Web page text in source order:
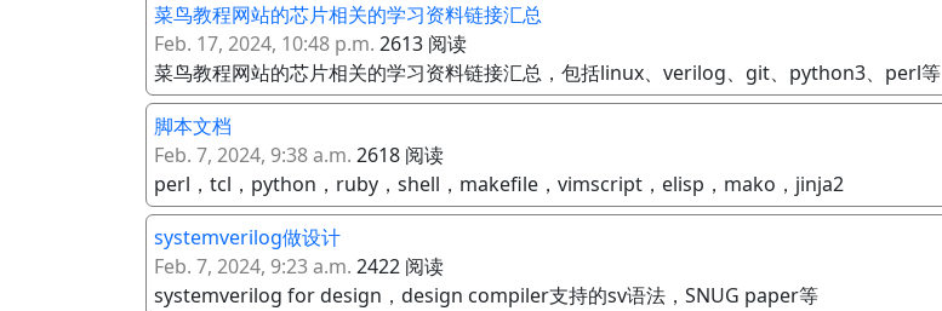
菜鸟教程网站的芯片相关的学习资料链接汇总
Feb. 17, 2024, 10:48 p.m. 2613 阅读
菜鸟教程网站的芯片相关的学习资料链接汇总，包括linux、verilog、git、python3、perl等
脚本文档
Feb. 7, 2024, 9:38 a.m. 2618 阅读
perl，tcl，python，ruby，shell，makefile，vimscript，elisp，mako，jinja2
systemverilog做设计
Feb. 7, 2024, 9:23 a.m. 2422 阅读
systemverilog for design，design compiler支持的sv语法，SNUG paper等